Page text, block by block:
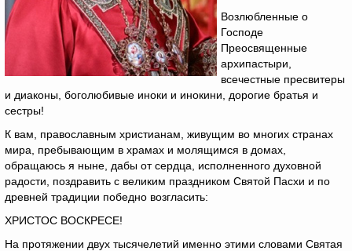
Возлюбленные о
Господе
Преосвященные
архипастыри,
всечестные пресвитеры
и диаконы, боголюбивые иноки и инокини, дорогие братья и
сестры!
К вам, православным христианам, живущим во многих странах
мира, пребывающим в храмах и молящимся в домах,
обращаюсь я ныне, дабы от сердца, исполненного духовной
радости, поздравить с великим праздником Святой Пасхи и по
древней традиции победно возгласить:
ХРИСТОС ВОСКРЕСЕ!
На протяжении двух тысячелетий именно этими словами Святая